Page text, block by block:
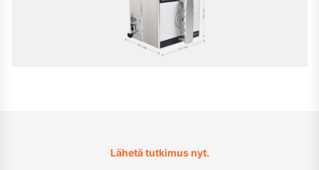
Lähetä tutkimus nyt.